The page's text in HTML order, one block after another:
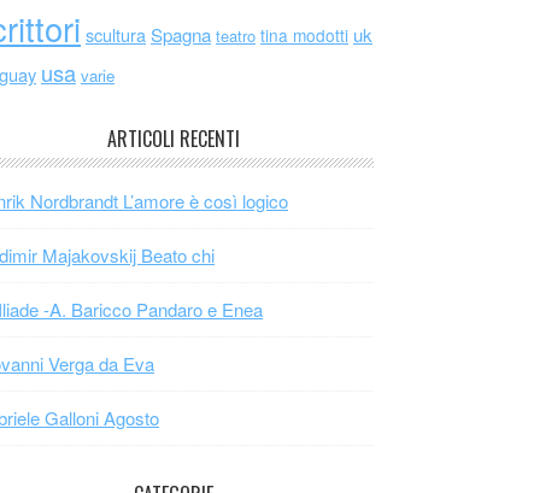
scultura Spagna teatro tina modotti uk
usa varie
ARTICOLI RECENTI
Nordbrandt L’amore è così logico
Majakovskij Beato chi
-A. Baricco Pandaro e Enea
Verga da Eva
Galloni Agosto